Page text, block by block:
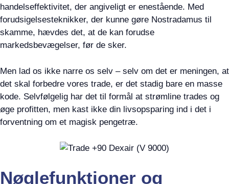
handelseffektivitet, der angiveligt er enestående. Med
forudsigelsesteknikker, der kunne gøre Nostradamus til
skamme, hævdes det, at de kan forudse
markedsbevægelser, før de sker.
Men lad os ikke narre os selv – selv om det er meningen, at
det skal forbedre vores trade, er det stadig bare en masse
kode. Selvfølgelig har det til formål at strømline trades og
øge profitten, men kast ikke din livsopsparing ind i det i
forventning om et magisk pengetræ.
Nøglefunktioner og